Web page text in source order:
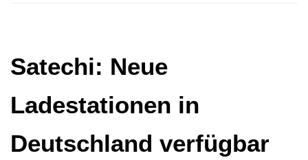
Satechi: Neue
Ladestationen in
Deutschland verfügbar